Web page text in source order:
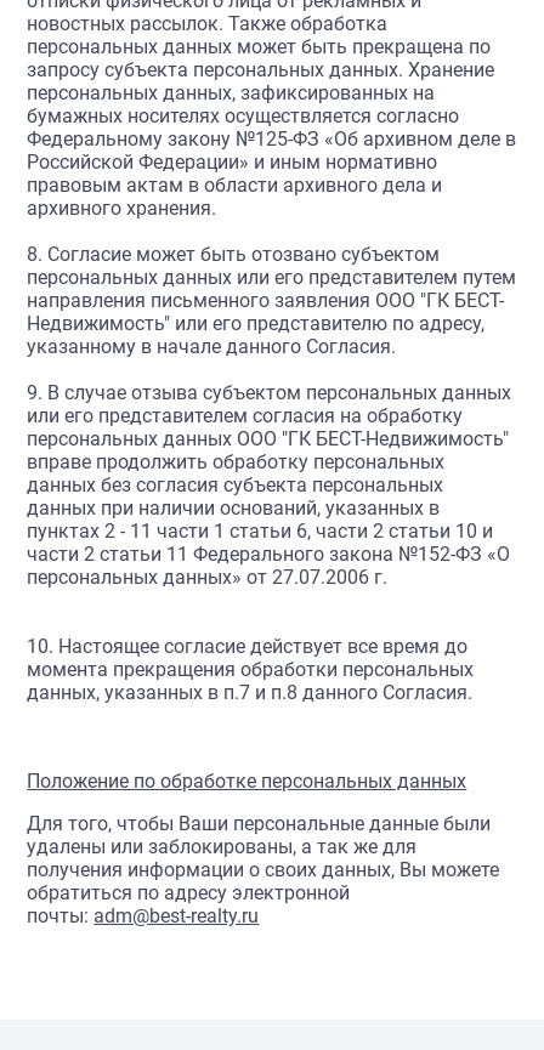
новостных рассылок. Также обработка
персональных данных может быть прекращена по
запросу субъекта персональных данных. Хранение
персональных данных, зафиксированных на
бумажных носителях осуществляется согласно
Федеральному закону №125-ФЗ «Об архивном деле в
Российской Федерации» и иным нормативно
правовым актам в области архивного дела и
архивного хранения.
8. Согласие может быть отозвано субъектом
персональных данных или его представителем путем
направления письменного заявления ООО "ГК БЕСТ-
Недвижимость" или его представителю по адресу,
указанному в начале данного Согласия.
9. В случае отзыва субъектом персональных данных
или его представителем согласия на обработку
персональных данных ООО "ГК БЕСТ-Недвижимость"
вправе продолжить обработку персональных
данных без согласия субъекта персональных
данных при наличии оснований, указанных в
пунктах 2 - 11 части 1 статьи 6, части 2 статьи 10 и
части 2 статьи 11 Федерального закона №152-ФЗ «О
персональных данных» от 27.07.2006 г.
10. Настоящее согласие действует все время до
момента прекращения обработки персональных
данных, указанных в п.7 и п.8 данного Согласия.
Положение по обработке персональных данных
Для того, чтобы Ваши персональные данные были
удалены или заблокированы, а так же для
получения информации освоих данных, Вы можете
обратиться по адресу электронной
почты: adm@best-realty.ru